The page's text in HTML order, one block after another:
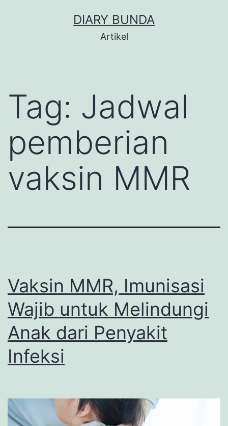
DIARY BUNDA
Artikel
Tag: Jadwal
pemberian
vaksin MMR
Vaksin MMR, Imunisasi
Wajib untuk Melindungi
Anak dari Penyakit
Infeksi